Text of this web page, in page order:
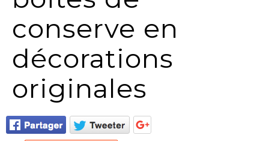
conserve en
décorations
originales